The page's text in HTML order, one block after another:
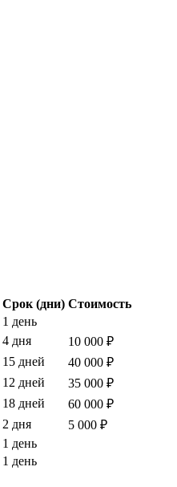
Срок (дни) Стоимость
1 день
4 дня
10 000 ₽
15 дней
40 000 ₽
12 дней
35 000 ₽
18 дней
60 000 ₽
2 дня
5 000 ₽
1 день
1 день